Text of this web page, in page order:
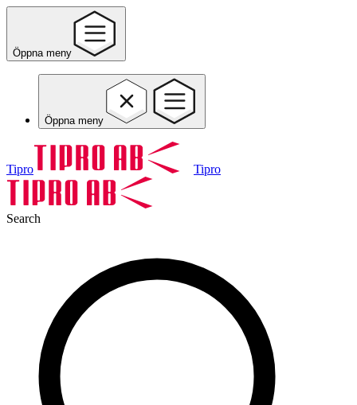
Öppna meny
Öppna meny
Tipro Tipro
Search